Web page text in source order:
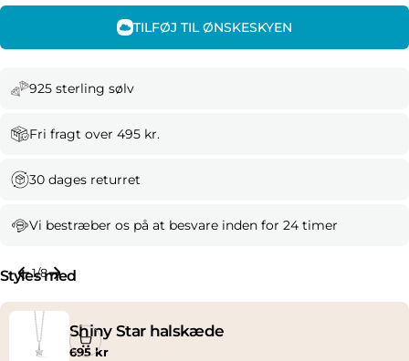
TILFØJ TIL ØNSKESKYEN
925 sterling sølv
Fri fragt over 495 kr.
30 dages returret
Vi bestræber os på at besvare inden for 24 timer
Styles med
Shiny Star halskæde
Normal
695 kr
1/8